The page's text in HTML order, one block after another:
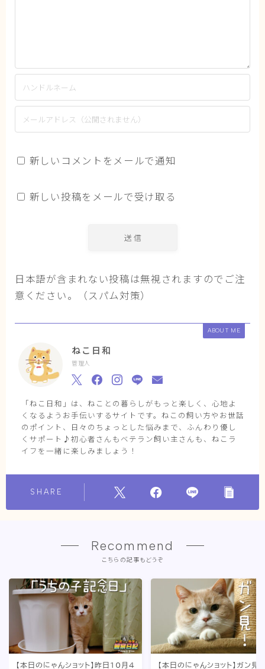
新しいコメントをメールで通知
新しい投稿をメールで受け取る
日本語が含まれない投稿は無視されますのでご注
意ください。（スパム対策）
ABOUT ME
ねこ日和
管理人
「ねこ日和」は、ねことの暮らしがもっと楽しく、心地よ
くなるようお手伝いするサイトです。ねこの飼い方やお世話
のポイント、日々のちょっとした悩みまで、ふんわり優し
くサポート♪初心者さんもベテラン飼い主さんも、ねこラ
イフを一緒に楽しみましょう！
SHARE
Recommend
こちらの記事もどうぞ
【本日のにゃんショット】昨日10月4
【本日のにゃんショット】ガン見